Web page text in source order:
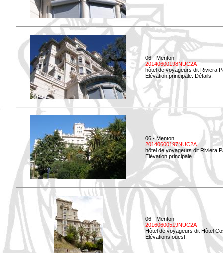
06 - Menton
20140600198NUC2A
hôtel de voyageurs dit Riviera
Elévation principale. Détails.
06 - Menton
20140600197NUC2A
hôtel de voyageurs dit Riviera
Elévation principale.
06 - Menton
20160600519NUC2A
Hôtel de voyageurs dit Hôtel
Elévations ouest.